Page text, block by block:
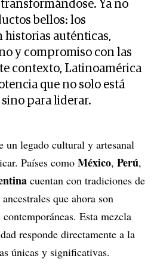
Ya no
bellos: los
auténticas,
y compromiso con las
contexto, Latinoamérica
que no solo está
para liderar.
un legado cultural y artesanal
Países como México, Perú,
cuentan con tradiciones de
que ahora son
Esta mezcla
responde directamente a la
únicas y significativas.